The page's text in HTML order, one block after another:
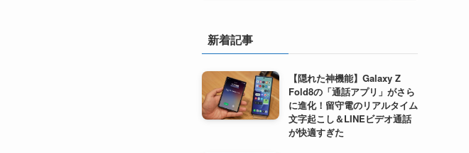
新着記事
【隠れた神機能】Galaxy Z
Fold8の「通話アプリ」がさら
に進化！留守電のリアルタイム
文字起こし＆LINEビデオ通話
が快適すぎた